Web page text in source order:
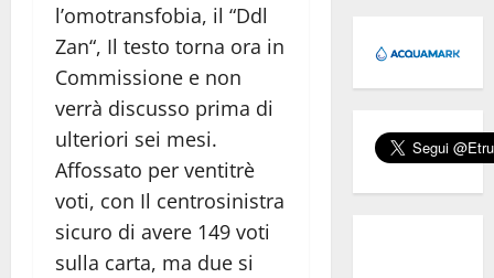
l’omotransfobia, il “Ddl
Zan“, Il testo torna ora in
Commissione e non
verrà discusso prima di
ulteriori sei mesi.
Affossato per ventitrè
voti, con Il centrosinistra
sicuro di avere 149 voti
sulla carta, ma due si